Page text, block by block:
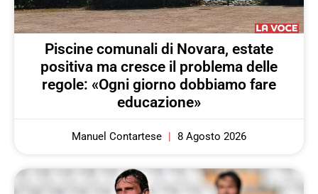
Piscine comunali di Novara, estate
positiva ma cresce il problema delle
regole: «Ogni giorno dobbiamo fare
educazione»
Manuel Contartese 8 Agosto 2026